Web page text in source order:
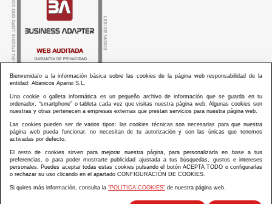
ABANICOS APARISI S.L. ha recibido por parte de La Generalitat Valenciana, la cantidad de
100.000 € en apoyo al proyecto HISOLV/2021/3933/46 del PLAN EMPRESARIAL “PLAN RESISITIR
ABANICOS APARISI S.L. ha recibido por parte de La Generalitat Valenciana, la cantidad de 7.000
€ en apoyo al proyecto CMARTE/2021/265/46 del PLAN AYUDAS DIRECTAS ARTESANIA “CMARTE”.
Bienvenida/o a la información básica sobre las cookies de la página web responsabilidad de la
entidad: Abanicos Aparisi S.L.
Una cookie o galleta informática es un pequeño archivo de información que se guarda en tu
ordenador, “smartphone” o tableta cada vez que visitas nuestra página web. Algunas cookies son
nuestras y otras pertenecen a empresas externas que prestan servicios para nuestra página web.
Las cookies pueden ser de varios tipos: las cookies técnicas son necesarias para que nuestra
página web pueda funcionar, no necesitan de tu autorización y son las únicas que tenemos
activadas por defecto.
El resto de cookies sirven para mejorar nuestra página, para personalizarla en base a tus
preferencias, o para poder mostrarte publicidad ajustada a tus búsquedas, gustos e intereses
personales. Puedes aceptar todas estas cookies pulsando el botón ACEPTA TODO o configurarlas
o rechazar su uso clicando en el apartado CONFIGURACIÓN DE COOKIES.
Si quires más información, consulta la “POLITICA COOKIES” de nuestra página web.